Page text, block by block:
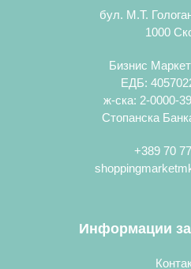
бул. М.Т.
1000
Бизнис
ЕДБ:
ж-ска: 2-0000-
Стопанска
+389 70
Информации за